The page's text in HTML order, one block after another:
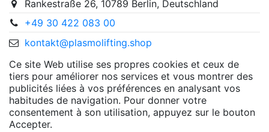
Rankestraße 26, 10789 Berlin, Deutschland
+49 30 422 083 00
kontakt@plasmolifting.shop
Ce site Web utilise ses propres cookies et ceux de
tiers pour améliorer nos services et vous montrer des
publicités liées à vos préférences en analysant vos
habitudes de navigation. Pour donner votre
consentement à son utilisation, appuyez sur le bouton
Accepter.